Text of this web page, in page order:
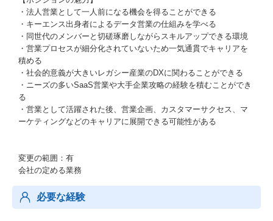
・法人営業として一人前になる機会を得ることができる
・キーエンス出身者によるデータ営業の仕組みを学べる
・同世代のメンバーと切磋琢磨しながらスキルアップできる環境
・営業プロセスが細分化されていないため一気通貫でキャリアを
積める
・社会的意義が大きいレガシー産業のDXに関わることができる
・ニーズの多いSaaS営業や大手企業攻略の経験を積むことができ
る
・営業として活躍された後、営業企画、カスタマーサクセス、マ
ーケティングなどのキャリアに展開できる可能性がある
変更の範囲：有
会社の定める業務
必要な経験